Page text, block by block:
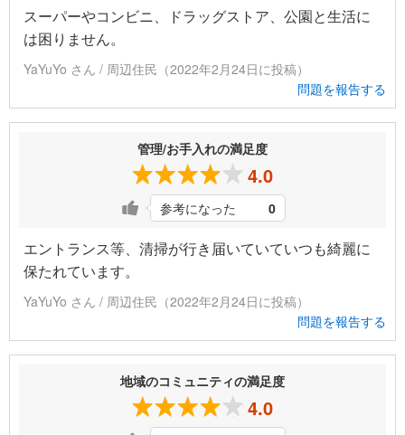
スーパーやコンビニ、ドラッグストア、公園と生活に
は困りません。
YaYuYo さん / 周辺住民（2022年2月24日に投稿）
問題を報告する
管理/お手入れの満足度
4.0
参考になった 0
エントランス等、清掃が行き届いていていつも綺麗に
保たれています。
YaYuYo さん / 周辺住民（2022年2月24日に投稿）
問題を報告する
地域のコミュニティの満足度
4.0